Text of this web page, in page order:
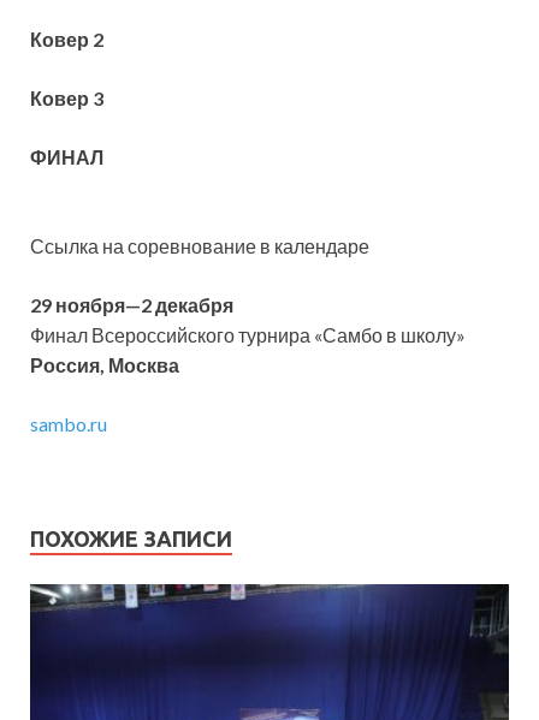
Ковер 2
Ковер 3
ФИНАЛ
Ссылка на соревнование в календаре
29 ноября—2 декабря
Финал Всероссийского турнира «Самбо в школу»
Россия, Москва
sambo.ru
ПОХОЖИЕ ЗАПИСИ